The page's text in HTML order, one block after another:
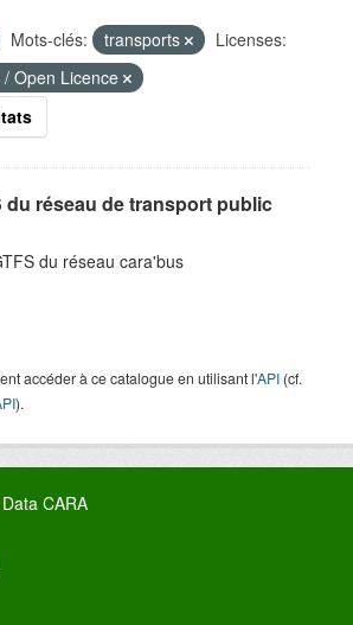
Mots-clés: transports
Licenses:
Open Licence
du réseau de transport public
du réseau cara'bus
accéder à ce catalogue en utilisant l'API (cf.
).
CARA